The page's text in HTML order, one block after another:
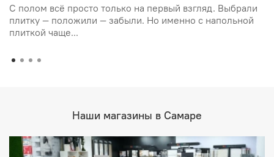
С полом всё просто только на первый взгляд. Выбрали
плитку — положили — забыли. Но именно с напольной
плиткой чаще...
Наши магазины в Самаре